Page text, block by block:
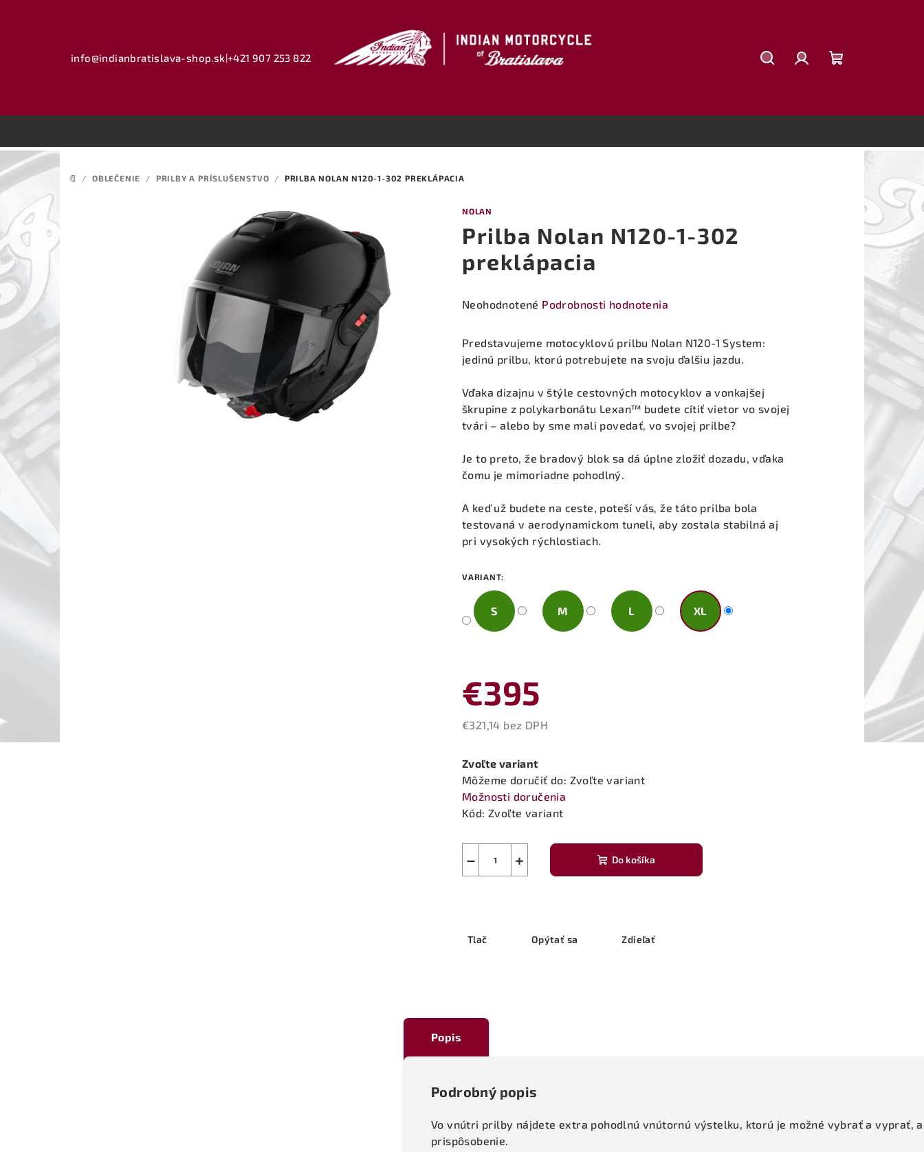
info@indianbratislava-shop.sk|+421 907 253 822
košík
DOMOV
/ OBLEČENIE / PRILBY A PRÍSLUŠENSTVO / PRILBA NOLAN N120-1-302 PREKLÁPACIA
NOLAN
Prilba Nolan N120-1-302
preklápacia
Priemerné
produktu
0,0
5
hviezdičiek.
Neohodnotené Podrobnosti hodnotenia
Predstavujeme motocyklovú prilbu Nolan N120-1 System:
jedinú prilbu, ktorú potrebujete na svoju ďalšiu jazdu.
Vďaka dizajnu v štýle cestovných motocyklov a vonkajšej
škrupine z polykarbonátu Lexan™ budete cítiť vietor vo svojej
tvári – alebo by sme mali povedať, vo svojej prilbe?
Je to preto, že bradový blok sa dá úplne zložiť dozadu, vďaka
čomu je mimoriadne pohodlný.
A keď už budete na ceste, poteší vás, že táto prilba bola
testovaná v aerodynamickom tuneli, aby zostala stabilná aj
pri vysokých rýchlostiach.
VARIANT:
S M L XL
€395
€321,14 bez DPH
cena:
Zvoľte variant
Môžeme doručiť do: Zvoľte variant
Možnosti doručenia
Kód: Zvoľte variant
+
− Do košíka
Tlač Opýtať sa Zdieľať
Popis
Podrobný popis
Vo vnútri prilby nájdete extra pohodlnú vnútornú výstelku, ktorú je možné vybrať a vyprať,
prispôsobenie.